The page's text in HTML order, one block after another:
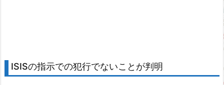
ISISの指示での犯行でないことが判明